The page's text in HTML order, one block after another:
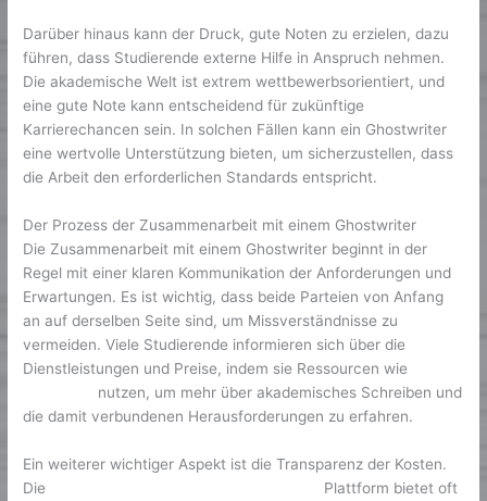
Darüber hinaus kann der Druck, gute Noten zu erzielen, dazu
führen, dass Studierende externe Hilfe in Anspruch nehmen.
Die akademische Welt ist extrem wettbewerbsorientiert, und
eine gute Note kann entscheidend für zukünftige
Karrierechancen sein. In solchen Fällen kann ein Ghostwriter
eine wertvolle Unterstützung bieten, um sicherzustellen, dass
die Arbeit den erforderlichen Standards entspricht.
Der Prozess der Zusammenarbeit mit einem Ghostwriter
Die Zusammenarbeit mit einem Ghostwriter beginnt in der
Regel mit einer klaren Kommunikation der Anforderungen und
Erwartungen. Es ist wichtig, dass beide Parteien von Anfang
an auf derselben Seite sind, um Missverständnisse zu
vermeiden. Viele Studierende informieren sich über die
Dienstleistungen und Preise, indem sie Ressourcen wie
nutzen, um mehr über akademisches Schreiben und
die damit verbundenen Herausforderungen zu erfahren.
Ein weiterer wichtiger Aspekt ist die Transparenz der Kosten.
Die
Plattform bietet oft